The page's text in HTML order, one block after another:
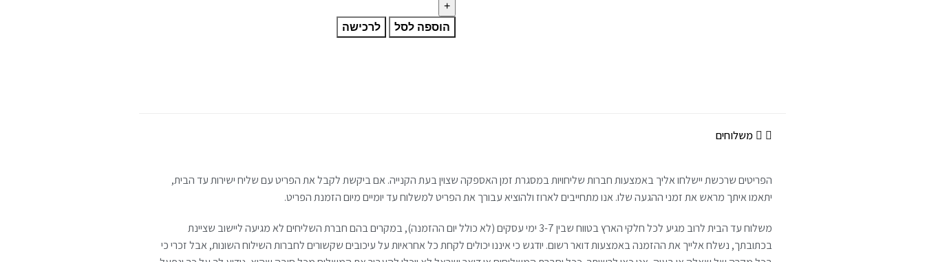
הוספה לסל לרכישה
משלוחים
הפריטים שרכשת יישלחו אליך באמצעות חברות שליחויות במסגרת זמן האספקה שצוין בעת הקנייה. אם ביקשת לקבל את הפריט עם שליח ישירות עד הבית,
יתאמו איתך מראש את זמני ההגעה שלו. אנו מתחייבים לארוז ולהוציא עבורך את הפריט למשלוח עד יומיים מיום הזמנת הפריט.
משלוח עד הבית לרוב מגיע לכל חלקי הארץ בטווח שבין 3-7 ימי עסקים (לא כולל יום ההזמנה), במקרים בהם חברת השליחים לא מגיעה ליישוב שציינת
בכתובתך, נשלח אלייך את ההזמנה באמצעות דואר רשום. יודגש כי איננו יכולים לקחת כל אחראיות על עיכובים שקשורים לחברות השילוח השונות, אבל זכרי כי